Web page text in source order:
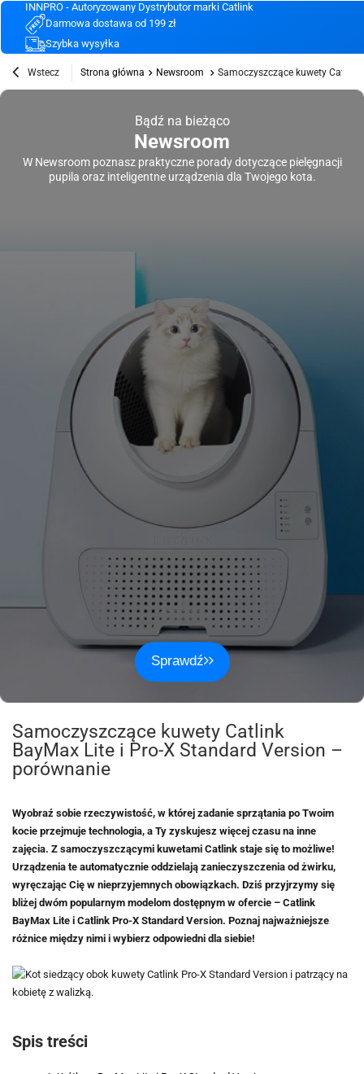
INNPRO - Autoryzowany Dystrybutor marki Catlink
Darmowa dostawa od 199 zł
Szybka wysyłka
Wstecz Strona główna Newsroom Samoczyszczące kuwety
Bądź na bieżąco
Newsroom
W Newsroom poznasz praktyczne porady dotyczące pielęgnacji
pupila oraz inteligentne urządzenia dla Twojego kota.
Sprawdź
Samoczyszczące kuwety Catlink
BayMax Lite i Pro-X Standard Version –
porównanie
Wyobraź sobie rzeczywistość, w której zadanie sprzątania po Twoim
kocie przejmuje technologia, a Ty zyskujesz więcej czasu na inne
zajęcia. Z samoczyszczącymi kuwetami Catlink staje się to możliwe!
Urządzenia te automatycznie oddzielają zanieczyszczenia od żwirku,
wyręczając Cię w nieprzyjemnych obowiązkach. Dziś przyjrzymy się
bliżej dwóm popularnym modelom dostępnym w ofercie – Catlink
BayMax Lite i Catlink Pro-X Standard Version. Poznaj najważniejsze
różnice między nimi i wybierz odpowiedni dla siebie!
Spis treści